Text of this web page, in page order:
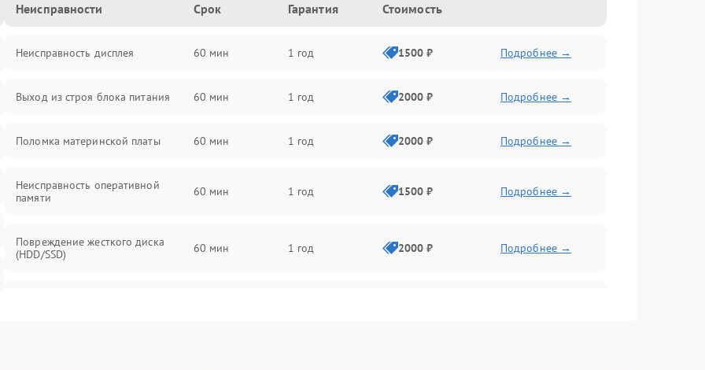
Неисправности Срок Гарантия Стоимость
Неисправность дисплея 60 мин 1 год 1500 ₽ Подробнее →
Выход из строя блока питания 60 мин 1 год 2000 ₽ Подробнее →
Поломка материнской платы 60 мин 1 год 2000 ₽ Подробнее →
Неисправность оперативной
памяти
60 мин 1 год 1500 ₽ Подробнее →
Повреждение жесткого диска
(HDD/SSD)
60 мин 1 год 2000 ₽ Подробнее →